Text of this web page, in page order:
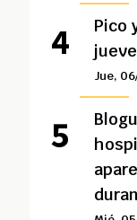
Pico
Jue,